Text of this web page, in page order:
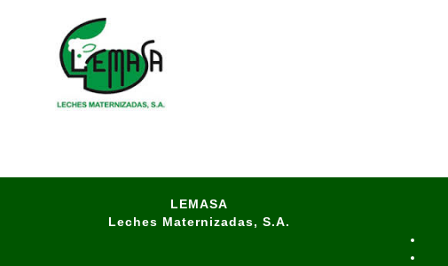
LEMASA
Leches Maternizadas, S.A.